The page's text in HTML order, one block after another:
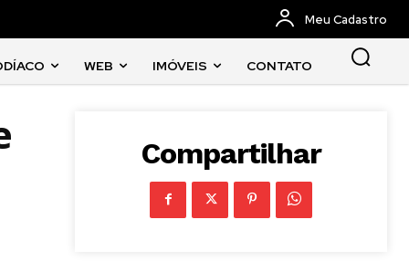
Meu Cadastro
WEB IMÓVEIS CONTATO
Compartilhar